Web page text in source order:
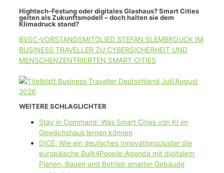
Hightech-Festung oder digitales Glashaus? Smart Cities
gelten als Zukunftsmodell – doch halten sie dem
Klimadruck stand?
BVSC-VORSTANDSMITGLIED STEFAN SLEMBROUCK IM
BUSINESS TRAVELLER ZU CYBERSICHERHEIT UND
MENSCHENZENTRIERTEN SMART CITIES
WEITERE SCHLAGLICHTER
Stay in Command: Was Smart Cities von KI im
Gewächshaus lernen können
DICE: Wie ein deutsches Innovationscluster die
europäische Built4People-Agenda mit digitalem
Planen, Bauen und Betrieb smarter Gebäude